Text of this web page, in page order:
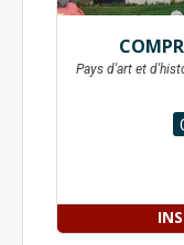
Pays d'art et